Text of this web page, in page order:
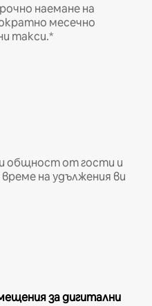
наемане на
месечно
такси.*
общност от гости и
на удължения ви
за дигитални